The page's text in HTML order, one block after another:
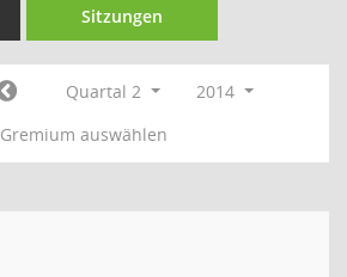
Sitzungen
Quartal 2
2014
Gremium auswählen